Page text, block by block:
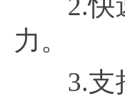
力。
3.支持